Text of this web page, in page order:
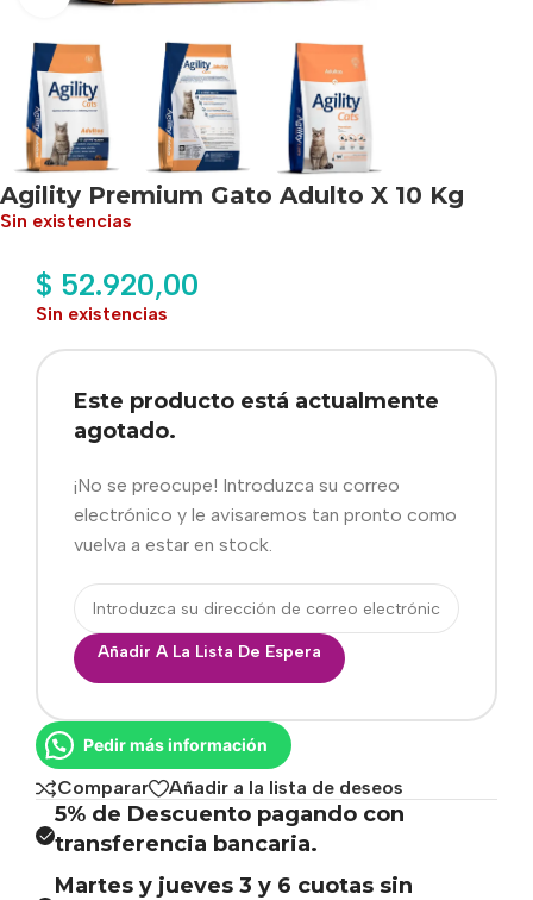
Agility Premium Gato Adulto X 10 Kg
Sin existencias
$ 52.920,00
Sin existencias
Este producto está actualmente
agotado.
¡No se preocupe! Introduzca su correo
electrónico y le avisaremos tan pronto como
vuelva a estar en stock.
Añadir A La Lista De Espera
Pedir más información
Comparar Añadir a la lista de deseos
5% de Descuento pagando con
transferencia bancaria.
Martes y jueves 3 y 6 cuotas sin